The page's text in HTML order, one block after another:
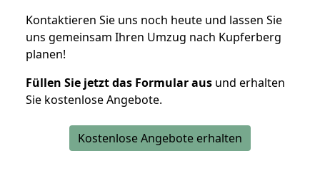
Kontaktieren Sie uns noch heute und lassen Sie
uns gemeinsam Ihren Umzug nach Kupferberg
planen!
Füllen Sie jetzt das Formular aus und erhalten
Sie kostenlose Angebote.
Kostenlose Angebote erhalten